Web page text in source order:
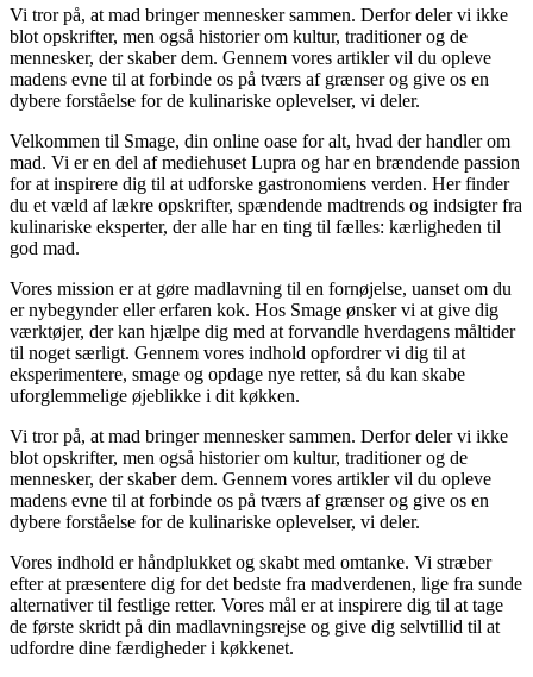
Vi tror på, at mad bringer mennesker sammen. Derfor deler vi ikke
blot opskrifter, men også historier om kultur, traditioner og de
mennesker, der skaber dem. Gennem vores artikler vil du opleve
madens evne til at forbinde os på tværs af grænser og give os en
dybere forståelse for de kulinariske oplevelser, vi deler.
Velkommen til Smage, din online oase for alt, hvad der handler om
mad. Vi er en del af mediehuset Lupra og har en brændende passion
for at inspirere dig til at udforske gastronomiens verden. Her finder
du et væld af lækre opskrifter, spændende madtrends og indsigter fra
kulinariske eksperter, der alle har en ting til fælles: kærligheden til
god mad.
Vores mission er at gøre madlavning til en fornøjelse, uanset om du
er nybegynder eller erfaren kok. Hos Smage ønsker vi at give dig
værktøjer, der kan hjælpe dig med at forvandle hverdagens måltider
til noget særligt. Gennem vores indhold opfordrer vi dig til at
eksperimentere, smage og opdage nye retter, så du kan skabe
uforglemmelige øjeblikke i dit køkken.
Vi tror på, at mad bringer mennesker sammen. Derfor deler vi ikke
blot opskrifter, men også historier om kultur, traditioner og de
mennesker, der skaber dem. Gennem vores artikler vil du opleve
madens evne til at forbinde os på tværs af grænser og give os en
dybere forståelse for de kulinariske oplevelser, vi deler.
Vores indhold er håndplukket og skabt med omtanke. Vi stræber
efter at præsentere dig for det bedste fra madverdenen, lige fra sunde
alternativer til festlige retter. Vores mål er at inspirere dig til at tage
de første skridt på din madlavningsrejse og give dig selvtillid til at
udfordre dine færdigheder i køkkenet.